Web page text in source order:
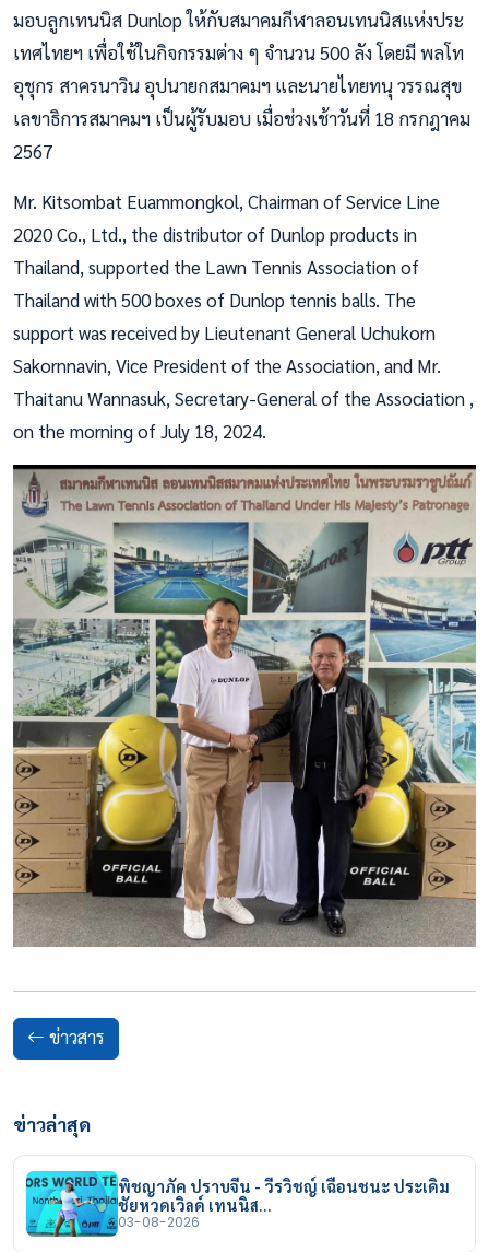
มอบลูกเทนนิส Dunlop ให้กับสมาคมกีฬาลอนเทนนิสแห่งประ
เทศไทยฯ เพื่อใช้ในกิจกรรมต่าง ๆ จำนวน 500 ลัง โดยมี พลโท
อุชุกร สาครนาวิน อุปนายกสมาคมฯ และนายไทยทนุ วรรณสุข
เลขาธิการสมาคมฯ เป็นผู้รับมอบ เมื่อช่วงเช้าวันที่ 18 กรกฎาคม
2567
Mr. Kitsombat Euammongkol, Chairman of Service Line
2020 Co., Ltd., the distributor of Dunlop products in
Thailand, supported the Lawn Tennis Association of
Thailand with 500 boxes of Dunlop tennis balls. The
support was received by Lieutenant General Uchukorn
Sakornnavin, Vice President of the Association, and Mr.
Thaitanu Wannasuk, Secretary-General of the Association ,
on the morning of July 18, 2024.
ข่าวสาร
ข่าวล่าสุด
พิชญาภัค ปราบจีน - วีรวิชญ์ เฉือนชนะ ประเดิม
ชัยหวดเวิลด์ เทนนิส…
03-08-2026